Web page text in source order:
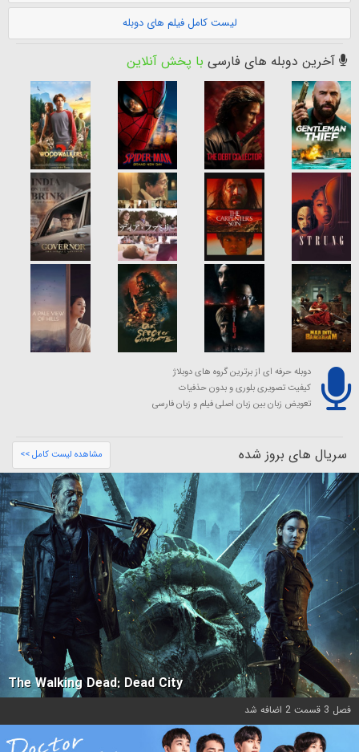
لیست کامل فیلم های دوبله
آخرین دوبله های فارسی با پخش آنلاین
دوبله حرفه ای از برترین گروه های دوبلاژ
کیفیت تصویری بلوری و بدون حذفیات
تعویض زبان بین زبان اصلی فیلم و زبان فارسی
سریال های بروز شده مشاهده لیست کامل >>
The Walking Dead: Dead City
فصل 3 قسمت 2 اضافه شد